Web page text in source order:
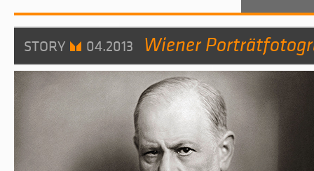
STORY 04.2013 Wiener